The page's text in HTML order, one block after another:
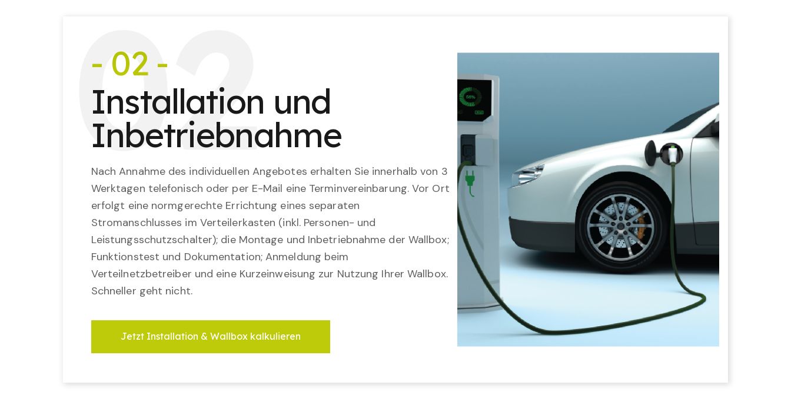
02
- 02 -
Installation und
Inbetriebnahme
Nach Annahme des individuellen Angebotes erhalten Sie innerhalb von 3
Werktagen telefonisch oder per E-Mail eine Terminvereinbarung. Vor Ort
erfolgt eine normgerechte Errichtung eines separaten
Stromanschlusses im Verteilerkasten (inkl. Personen- und
Leistungsschutzschalter); die Montage und Inbetriebnahme der Wallbox;
Funktionstest und Dokumentation; Anmeldung beim
Verteilnetzbetreiber und eine Kurzeinweisung zur Nutzung Ihrer Wallbox.
Schneller geht nicht.
Jetzt Installation & Wallbox kalkulieren